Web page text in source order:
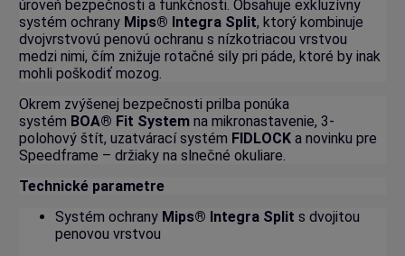
úroveň bezpečnosti a funkčnosti. Obsahuje exkluzívny
systém ochrany Mips® Integra Split, ktorý kombinuje
dvojvrstvovú penovú ochranu s nízkotriacou vrstvou
medzi nimi, čím znižuje rotačné sily pri páde, ktoré by inak
mohli poškodiť mozog.
Okrem zvýšenej bezpečnosti prilba ponúka
systém BOA® Fit System na mikronastavenie, 3-
polohový štít, uzatvárací systém FIDLOCK a novinku pre
Speedframe – držiaky na slnečné okuliare.
Technické parametre
Systém ochrany Mips® Integra Split s dvojitou
penovou vrstvou